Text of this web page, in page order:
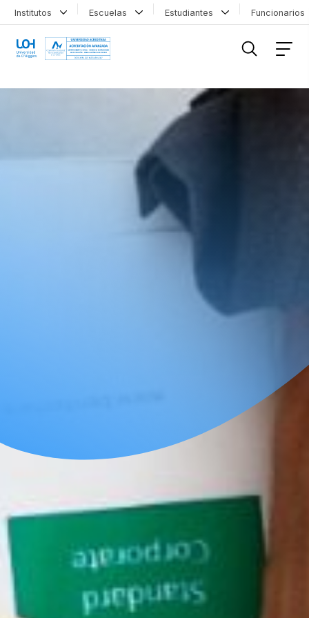
Institutos Escuelas Estudiantes